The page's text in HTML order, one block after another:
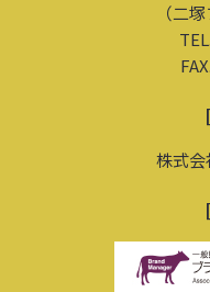
（二
株式会